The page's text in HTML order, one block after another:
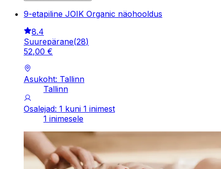
9-etapiline JOIK Organic näohooldus
8.4
Suurepärane(28)
52,00 €
Asukoht: Tallinn
Tallinn
Osalejad: 1 kuni 1 inimest
1 inimesele